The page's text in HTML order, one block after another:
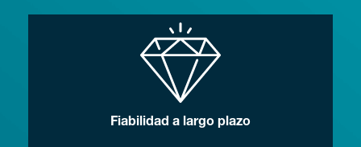
Fiabilidad a largo plazo